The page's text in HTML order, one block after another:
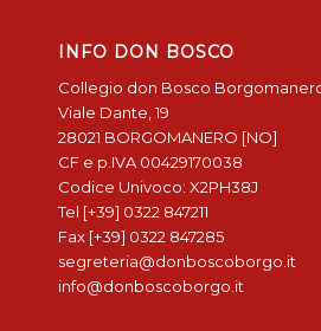
INFO DON BOSCO
Collegio don Bosco
Viale Dante, 19
28021 BORGOMANERO [NO]
CF e p.IVA 00429170038
Codice Univoco: X2PH38J
Tel [+39] 0322 847211
Fax [+39] 0322 847285
segreteria@donboscoborgo.it
info@donboscoborgo.it